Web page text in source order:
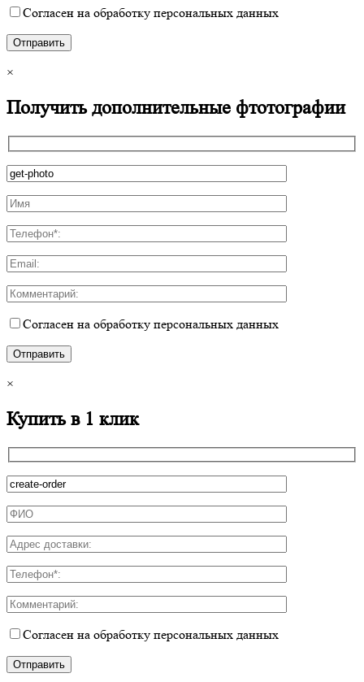
Согласен на обработку персональных данных
×
Получить дополнительные фтотографии
Согласен на обработку персональных данных
×
Купить в 1 клик
Согласен на обработку персональных данных